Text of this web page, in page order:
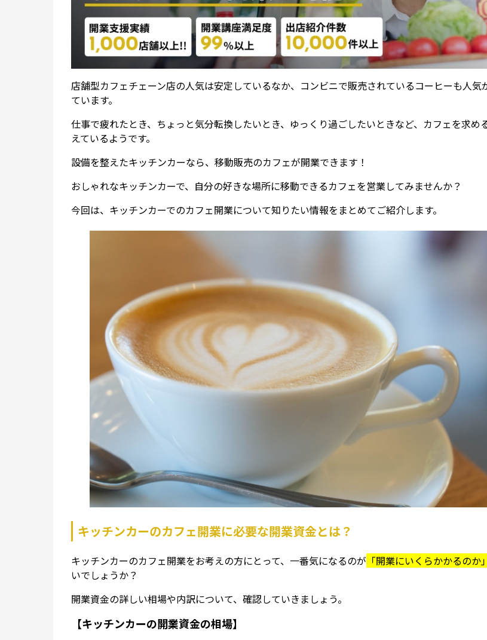
店舗型カフェチェーン店の人気は安定しているなか、コンビニで販売されているコーヒーも人気
ています。
仕事で疲れたとき、ちょっと気分転換したいとき、ゆっくり過ごしたいときなど、カフェを求め
えているようです。
設備を整えたキッチンカーなら、移動販売のカフェが開業できます！
おしゃれなキッチンカーで、自分の好きな場所に移動できるカフェを営業してみませんか？
今回は、キッチンカーでのカフェ開業について知りたい情報をまとめてご紹介します。
キッチンカーのカフェ開業に必要な開業資金とは？
キッチンカーのカフェ開業をお考えの方にとって、一番気になるのが 「開業にいくらかかるのか」
いでしょうか？
開業資金の詳しい相場や内訳について、確認していきましょう。
【キッチンカーの開業資金の相場】